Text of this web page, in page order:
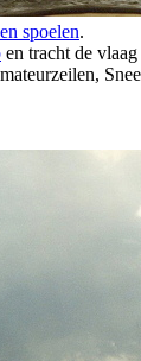
spoelen.
en tracht de